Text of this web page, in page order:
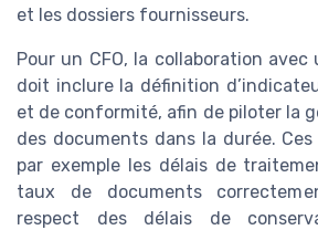
et les dossiers fournisseurs.
Pour un CFO, la collaboration avec
doit inclure la définition
et de conformité, afin de piloter la
des documents dans la durée.
par exemple les délais de
taux de documents
respect des délais de